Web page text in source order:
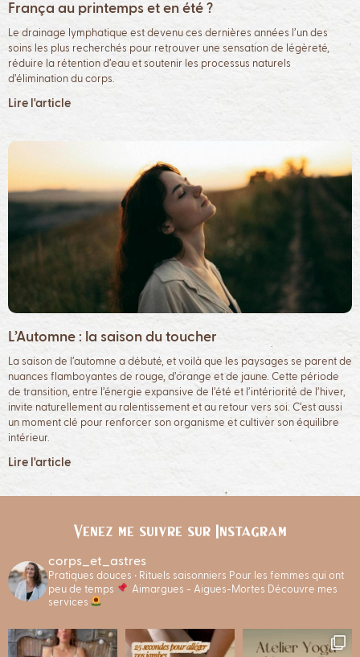
França au printemps et en été ?
Le drainage lymphatique est devenu ces dernières années l’un des
soins les plus recherchés pour retrouver une sensation de légèreté,
réduire la rétention d’eau et soutenir les processus naturels
d’élimination du corps.
Lire l'article
L’Automne : la saison du toucher
La saison de l’automne a débuté, et voilà que les paysages se parent de
nuances flamboyantes de rouge, d’orange et de jaune. Cette période
de transition, entre l’énergie expansive de l’été et l’intériorité de l’hiver,
invite naturellement au ralentissement et au retour vers soi. C’est aussi
un moment clé pour renforcer son organisme et cultiver son équilibre
intérieur.
Lire l'article
Venez me suivre sur Instagram
corps_et_astres
Pratiques douces • Rituels saisonniers Pour les femmes qui ont
peu de temps
Aimargues - Aigues-Mortes
Découvre mes
services